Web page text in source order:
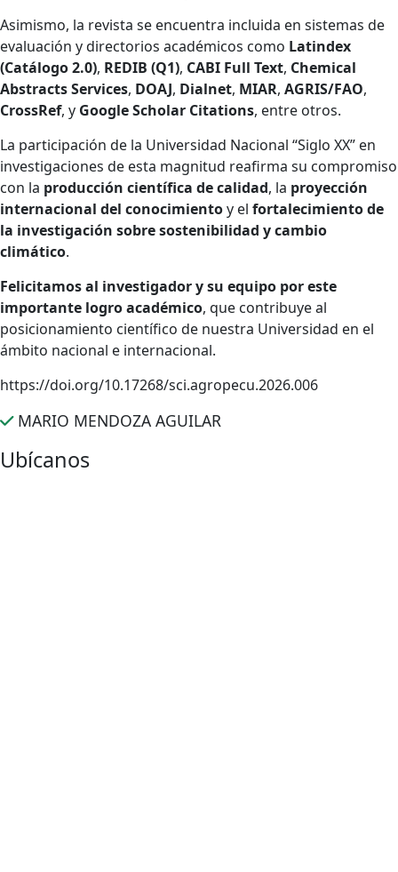
Asimismo, la revista se encuentra incluida en sistemas de
evaluación y directorios académicos como Latindex
(Catálogo 2.0), REDIB (Q1), CABI Full Text, Chemical
Abstracts Services, DOAJ, Dialnet, MIAR, AGRIS/FAO,
CrossRef, y Google Scholar Citations, entre otros.
La participación de la Universidad Nacional “Siglo XX” en
investigaciones de esta magnitud reafirma su compromiso
con la producción científica de calidad, la proyección
internacional del conocimientoy el fortalecimiento de
la investigación sobre sostenibilidad y cambio
climático.
Felicitamos al investigador y su equipo por este
importante logro académico, que contribuye al
posicionamiento científico de nuestra Universidad en el
ámbito nacional e internacional.
https://doi.org/10.17268/sci.agropecu.2026.006
MARIO MENDOZA AGUILAR
Ubícanos